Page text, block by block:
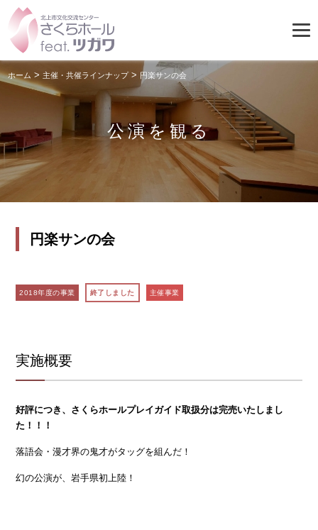
公演を観る
ホーム >主催・共催ラインナップ> 円楽サンの会
円楽サンの会
2018年度の事業 終了しました 主催事業
実施概要
好評につき、さくらホールプレイガイド取扱分は完売いたしまし
た！！！
落語会・漫才界の鬼才がタッグを組んだ！
幻の公演が、岩手県初上陸！